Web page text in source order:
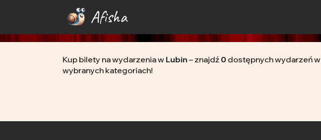
Afisha
Kup bilety na wydarzenia w Lubin – znajdź 0 dostępnych wydarzeń w
wybranych kategoriach!